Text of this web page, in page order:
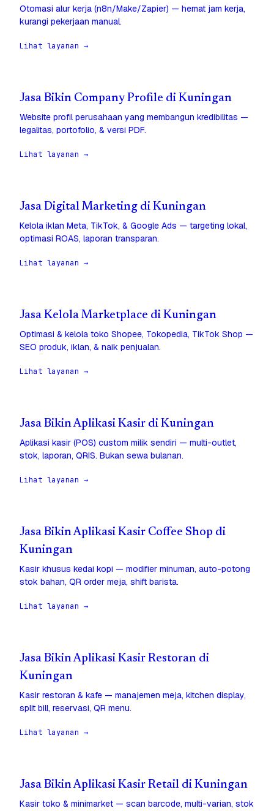
Otomasi alur kerja (n8n/Make/Zapier) — hemat jam kerja,
kurangi pekerjaan manual.
Lihat layanan →
Jasa Bikin Company Profile di Kuningan
Website profil perusahaan yang membangun kredibilitas —
legalitas, portofolio, & versi PDF.
Lihat layanan →
Jasa Digital Marketing di Kuningan
Kelola iklan Meta, TikTok, & Google Ads — targeting lokal,
optimasi ROAS, laporan transparan.
Lihat layanan →
Jasa Kelola Marketplace di Kuningan
Optimasi & kelola toko Shopee, Tokopedia, TikTok Shop —
SEO produk, iklan, & naik penjualan.
Lihat layanan →
Jasa Bikin Aplikasi Kasir di Kuningan
Aplikasi kasir (POS) custom milik sendiri — multi-outlet,
stok, laporan, QRIS. Bukan sewa bulanan.
Lihat layanan →
Jasa Bikin Aplikasi Kasir Coffee Shop di
Kuningan
Kasir khusus kedai kopi — modifier minuman, auto-potong
stok bahan, QR order meja, shift barista.
Lihat layanan →
Jasa Bikin Aplikasi Kasir Restoran di
Kuningan
Kasir restoran & kafe — manajemen meja, kitchen display,
split bill, reservasi, QR menu.
Lihat layanan →
Jasa Bikin Aplikasi Kasir Retail di Kuningan
Kasir toko & minimarket — scan barcode, multi-varian, stok